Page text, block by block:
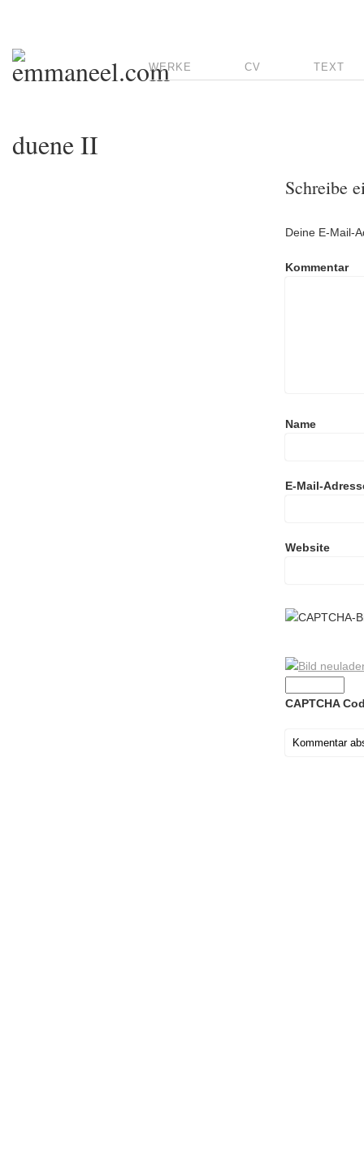
WERKE CV TEXT
duene II
Schreibe
Deine E-Mail-
Kommentar
Name
E-Mail-
Website
CAPTCHA